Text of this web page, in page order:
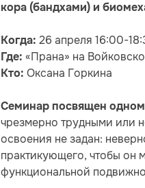
кора (бандхами) и
Когда: 26 апреля 16:00-
Где:«Прана» на
Кто:Оксана Горкина
Семинар посвящен
чрезмерно трудными или
освоения не задан:
практикующего, чтобы он
функциональной